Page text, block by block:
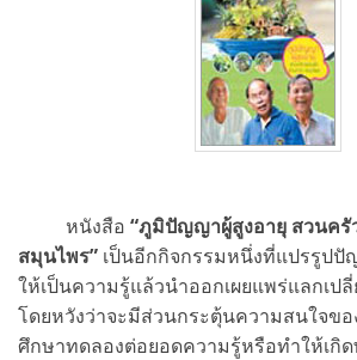
หนังสือ “ภูมิปัญญาผู้สูงอายุ สวนครั
สมุนไพร” เป็นอีกกิจกรรมหนึ่งที่แปรรูป
ให้เป็นความรู้แล้วนำออกเผยแพร่แลกเป
โดยหวังว่าจะมีส่วนกระตุ้นความสนใจข
ศึกษาทดลองต่อยอดความรู้หรือทำให้เกิ